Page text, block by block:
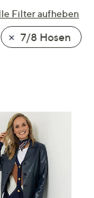
Filter aufheben
7/8 Hosen